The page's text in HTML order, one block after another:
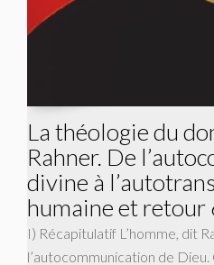
La théologie du
Rahner. De
divine à
humaine et retour
I) Récapitulatif L’homme, dit
l’autocommunication de